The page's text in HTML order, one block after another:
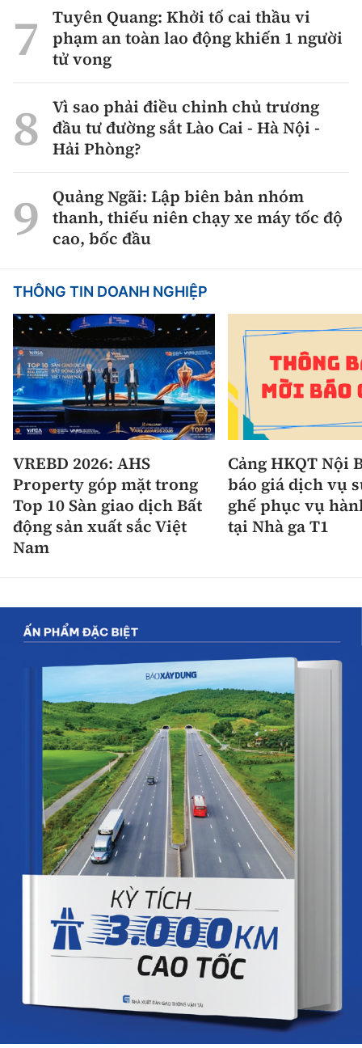
Tuyên Quang: Khởi tố cai thầu vi
phạm an toàn lao động khiến 1 người
tử vong
Vì sao phải điều chỉnh chủ trương
đầu tư đường sắt Lào Cai - Hà Nội -
Hải Phòng?
Quảng Ngãi: Lập biên bản nhóm
thanh, thiếu niên chạy xe máy tốc độ
cao, bốc đầu
THÔNG TIN DOANH NGHIỆP
VREBD 2026: AHS
Property góp mặt trong
Top 10 Sàn giao dịch Bất
động sản xuất sắc Việt
Nam
Cảng HKQT Nội
báo giá dịch vụ
ghế phục vụ
tại Nhà ga T1